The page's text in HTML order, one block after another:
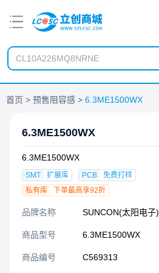
首页 预售阻容感 6.3ME1500WX
6.3ME1500WX
6.3ME1500WX
SMT 扩展库 PCB
免费打样
私有库
下单最高享92折
品牌名称 SUNCON(太阳电子)
商品型号 6.3ME1500WX
商品编号 C569313